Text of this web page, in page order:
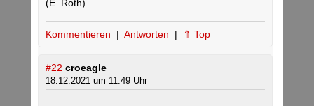
(E. Roth)
Kommentieren | Antworten | ⇑ Top
#22 croeagle
18.12.2021 um 11:49 Uhr